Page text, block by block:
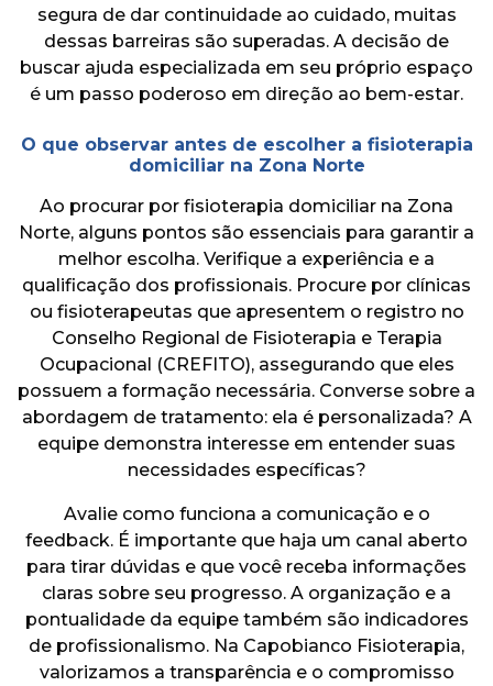
segura de dar continuidade ao cuidado, muitas
dessas barreiras são superadas. A decisão de
buscar ajuda especializada em seu próprio espaço
é um passo poderoso em direção ao bem-estar.
O que observar antes de escolher a fisioterapia
domiciliar na Zona Norte
Ao procurar por fisioterapia domiciliar na Zona
Norte, alguns pontos são essenciais para garantir a
melhor escolha. Verifique a experiência e a
qualificação dos profissionais. Procure por clínicas
ou fisioterapeutas que apresentem o registro no
Conselho Regional de Fisioterapia e Terapia
Ocupacional (CREFITO), assegurando que eles
possuem a formação necessária. Converse sobre a
abordagem de tratamento: ela é personalizada? A
equipe demonstra interesse em entender suas
necessidades específicas?
Avalie como funciona a comunicação e o
feedback. É importante que haja um canal aberto
para tirar dúvidas e que você receba informações
claras sobre seu progresso. A organização e a
pontualidade da equipe também são indicadores
de profissionalismo. Na Capobianco Fisioterapia,
valorizamos a transparência e o compromisso